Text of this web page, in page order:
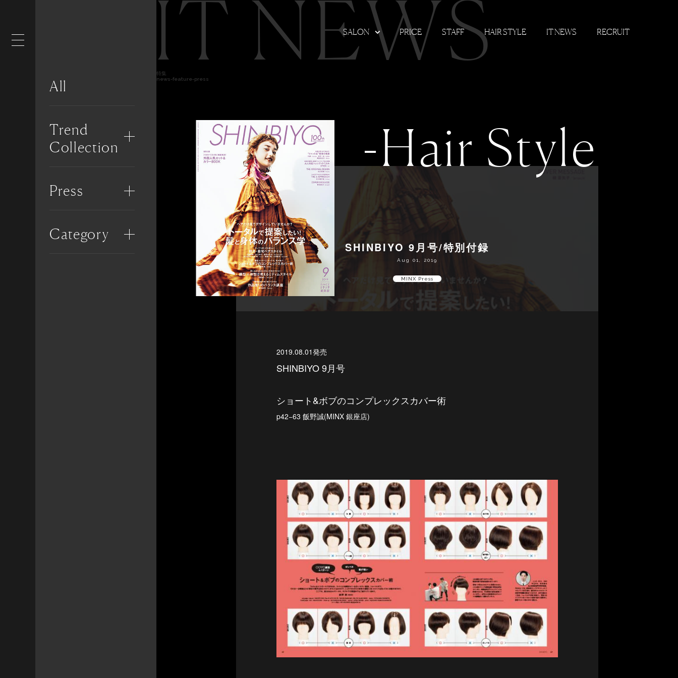
All
Trend
Collection
Press
Category
SALON PRICE STAFF HAIR STYLE IT NEWS RECRUIT
IT NEWS
特集
news-feature-press
-Hair Style
SHINBIYO 9月号/特別付録
Aug 01, 2019
MINX Press
2019.08.01発売
SHINBIYO 9月号
ショート&ボブのコンプレックスカバー術
p42−63 飯野誠(MINX 銀座店)